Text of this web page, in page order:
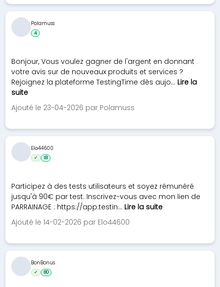
Bonjour, Vous voulez gagner de l'argent en donnant
votre avis sur de nouveaux produits et services ?
Rejoignez la plateforme TestingTime dès aujo... Lire la
suite
Ajouté le 23-04-2026 par Polamuss
Polamuss
4
Participez à des tests utilisateurs et soyez rémunéré
jusqu'à 90€ par test. Inscrivez-vous avec mon lien de
PARRAINAGE : https://app.testin... Lire la suite
Ajouté le 14-02-2026 par Elo44600
Elo44600
✓ 18
BonBonus
✓ 80